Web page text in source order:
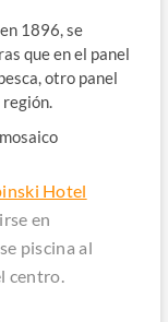
1896, se
que en el panel
otro panel
Hotel
en
piscina al
centro.